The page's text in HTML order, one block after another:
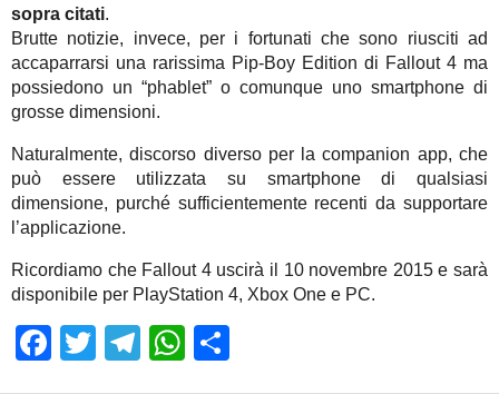
sopra citati.
Brutte notizie, invece, per i fortunati che sono riusciti ad
accaparrarsi una rarissima Pip-Boy Edition di Fallout 4 ma
possiedono un “phablet” o comunque uno smartphone di
grosse dimensioni.
Naturalmente, discorso diverso per la companion app, che
può essere utilizzata su smartphone di qualsiasi
dimensione, purché sufficientemente recenti da supportare
l’applicazione.
Ricordiamo che Fallout 4 uscirà il 10 novembre 2015 e sarà
disponibile per PlayStation 4, Xbox One e PC.
Facebook
TwitterTelegram
WhatsApp